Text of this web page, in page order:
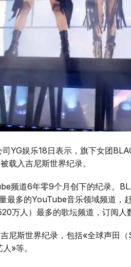
YG娱乐18日表示，旗下女团
载入吉尼斯世界纪录。
频道6年零9个月创下的纪录。
最多的YouTube音乐领域频道，
万人）最多的歌坛频道，订阅人
尼斯世界纪录，包括«全球声田
»等。